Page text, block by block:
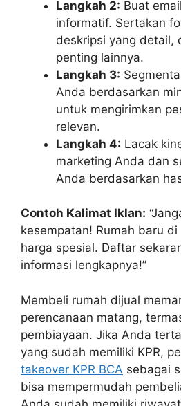
Langkah 2: Buat
informatif. Sertakan
deskripsi yang detail,
penting lainnya.
Langkah 3:
Anda berdasarkan
untuk mengirimkan
relevan.
Langkah 4: Lacak
marketing Anda dan
Anda berdasarkan
Contoh Kalimat Iklan:
kesempatan! Rumah baru
harga spesial. Daftar
informasi lengkapnya!”
Membeli rumah dijual
perencanaan matang,
pembiayaan. Jika Anda
yang sudah memiliki KPR,
takeover KPR BCA sebagai
bisa mempermudah